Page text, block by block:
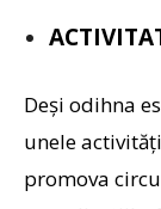
Deși odihna
unele
promova